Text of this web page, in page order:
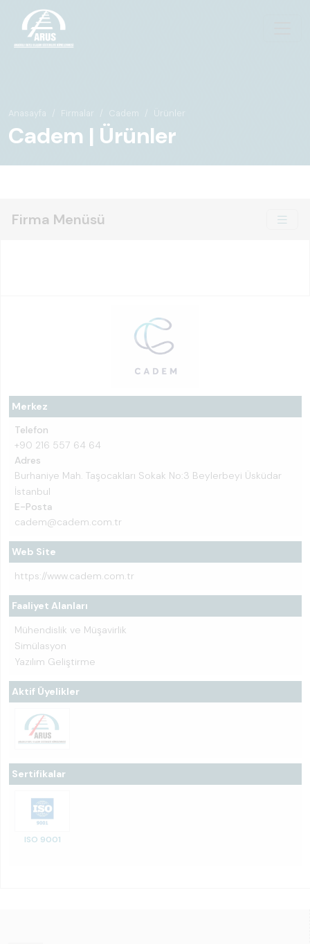
Anasayfa Firmalar Cadem Ürünler
Cadem | Ürünler
Firma Menüsü
Merkez
Telefon
+90 216 557 64 64
Adres
Burhaniye Mah. Taşocakları Sokak No:3 Beylerbeyi Üsküdar
İstanbul
E-Posta
cadem@cadem.com.tr
Web Site
https://www.cadem.com.tr
Faaliyet Alanları
Mühendislik ve Müşavirlik
Simülasyon
Yazılım Geliştirme
Aktif Üyelikler
Sertifikalar
ISO 9001